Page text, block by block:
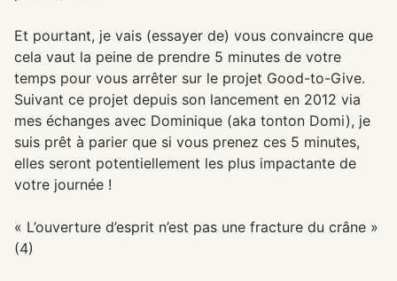
Et pourtant, je vais (essayer de) vous convaincre que
cela vaut la peine de prendre 5 minutes de votre
temps pour vous arrêter sur le projet Good-to-Give.
Suivant ce projet depuis son lancement en 2012 via
mes échanges avec Dominique (aka tonton Domi), je
suis prêt à parier que si vous prenez ces 5 minutes,
elles seront potentiellement les plus impactante de
votre journée !
« L’ouverture d’esprit n’est pas une fracture du crâne »
(4)